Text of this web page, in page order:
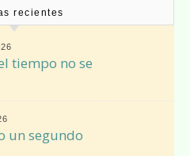
recientes
tiempo no se
un segundo